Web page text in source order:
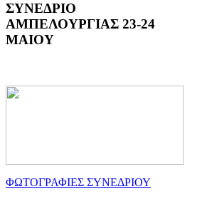
ΣΥΝΕΔΡΙΟ
ΑΜΠΕΛΟΥΡΓΙΑΣ 23-24
ΜΑΙΟΥ
ΦΩΤΟΓΡΑΦΙΕΣ ΣΥΝΕΔΡΙΟΥ